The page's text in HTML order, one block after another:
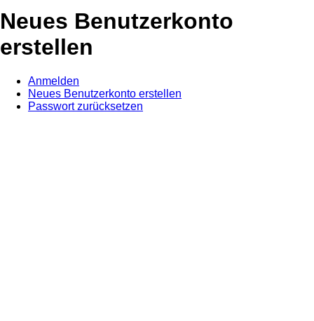
Neues Benutzerkonto
erstellen
Primary
Anmelden
Neues Benutzerkonto erstellen
Passwort zurücksetzen